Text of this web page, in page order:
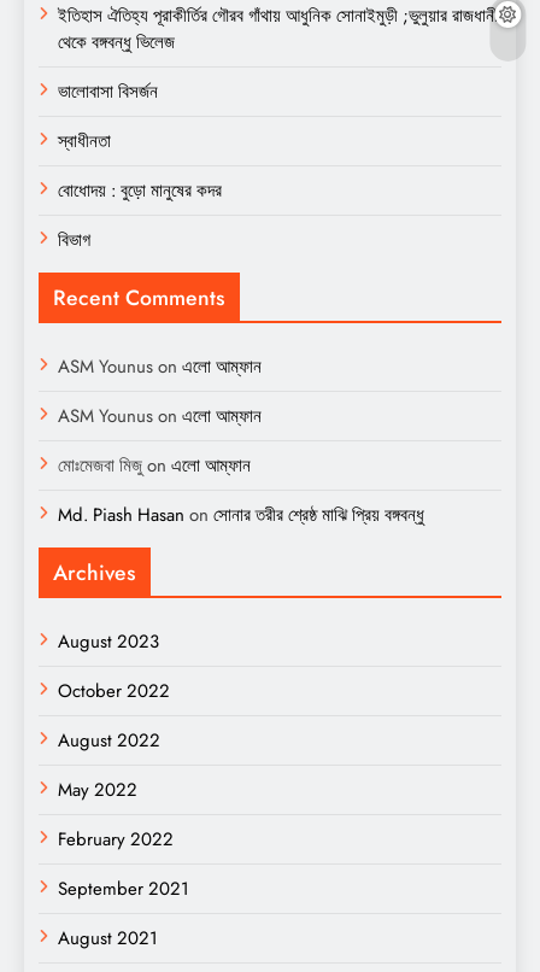
ইতিহাস ঐতিহ্য পূরাকীর্তির গৌরব গাঁথায় আধুনিক সোনাইমুড়ী ;ভুলুয়ার রাজধানী
থেকে বঙ্গবন্ধু ভিলেজ
ভালোবাসা বিসর্জন
স্বাধীনতা
বোধোদয় : বুড়ো মানুষের কদর
বিভাগ
Recent Comments
ASM Younuson এলো আম্ফান
ASM Younuson এলো আম্ফান
মোঃমেজবা মিজুon এলো আম্ফান
Md. Piash Hasan on সোনার তরীর শ্রেষ্ঠ মাঝি প্রিয় বঙ্গবন্ধু
Archives
August 2023
October 2022
August 2022
May 2022
February 2022
September 2021
August 2021